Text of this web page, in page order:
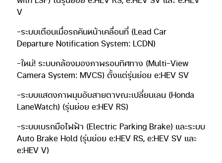
V
-ระบบเตือนเมื่อรถคันหน้าเคลื่อนที่ (Lead Car
Departure Notification System: LCDN)
-ใหม่! ระบบกล้องมองภาพรอบทิศทาง (Multi-View
Camera System: MVCS) ตั้งแต่รุ่นย่อย e:HEV SV
-ระบบแสดงภาพมุมอับสายตาขณะเปลี่ยนเลน (Honda
LaneWatch) (รุ่นย่อย e:HEV RS)
-ระบบเบรกมือไฟฟ้า (Electric Parking Brake) และระบบ
Auto Brake Hold (รุ่นย่อย e:HEV RS, e:HEV SV และ
e:HEV V)